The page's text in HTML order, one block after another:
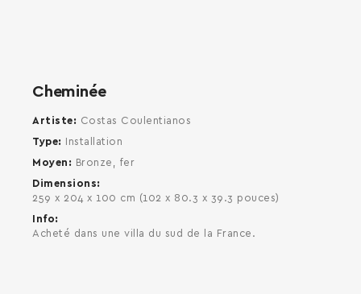
Cheminée
Artiste
Costas Coulentianos
Type
Installation
Moyen
Bronze, fer
Dimensions
259 x 204 x 100 cm (102 x 80.3 x 39.3 pouces)
Info
Acheté dans une villa du sud de la France.